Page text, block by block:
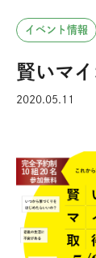
イベント情報
賢いマ
2020.05.11